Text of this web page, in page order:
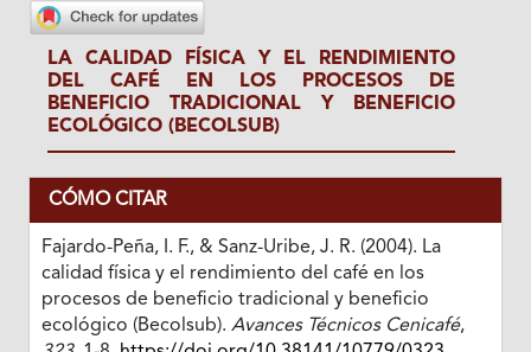
LA CALIDAD FÍSICA Y EL RENDIMIENTO
DEL CAFÉ EN LOS PROCESOS DE
BENEFICIO TRADICIONAL Y BENEFICIO
ECOLÓGICO (BECOLSUB)
CÓMO CITAR
Fajardo-Peña, I. F., & Sanz-Uribe, J. R. (2004). La
calidad física y el rendimiento del café en los
procesos de beneficio tradicional y beneficio
ecológico (Becolsub). Avances Técnicos Cenicafé,